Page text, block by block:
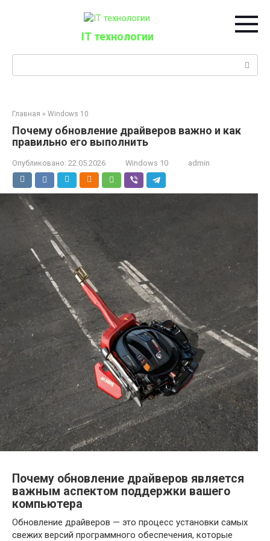
IT технологии
Главная » Windows 10
Почему обновление драйверов важно и как
правильно его выполнить
Опубликовано: 22.05.2026 Windows 10 admin
Почему обновление драйверов является
важным аспектом поддержки вашего
компьютера
Обновление драйверов — это процесс установки самых
свежих версий программного обеспечения, которые